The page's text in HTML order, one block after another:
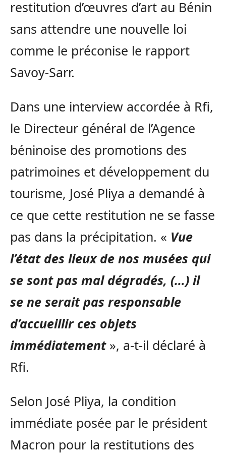
restitution d’œuvres d’art au Bénin
sans attendre une nouvelle loi
comme le préconise le rapport
Savoy-Sarr.
Dans une interview accordée à Rfi,
le Directeur général de l’Agence
béninoise des promotions des
patrimoines et développement du
tourisme, José Pliya a demandé à
ce que cette restitution ne se fasse
pas dans la précipitation. « Vue
l’état des lieux de nos musées qui
se sont pas mal dégradés, (…) il
se ne serait pas responsable
d’accueillir ces objets
immédiatement», a-t-il déclaré à
Rfi.
Selon José Pliya, la condition
immédiate posée par le président
Macron pour la restitutions des